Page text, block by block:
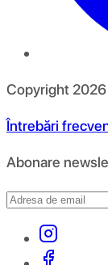
Copyright 2026
Întrebări
Abonare